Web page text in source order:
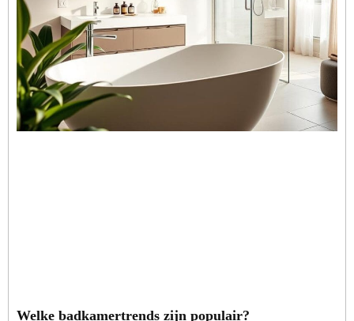
Welke badkamertrends zijn populair?